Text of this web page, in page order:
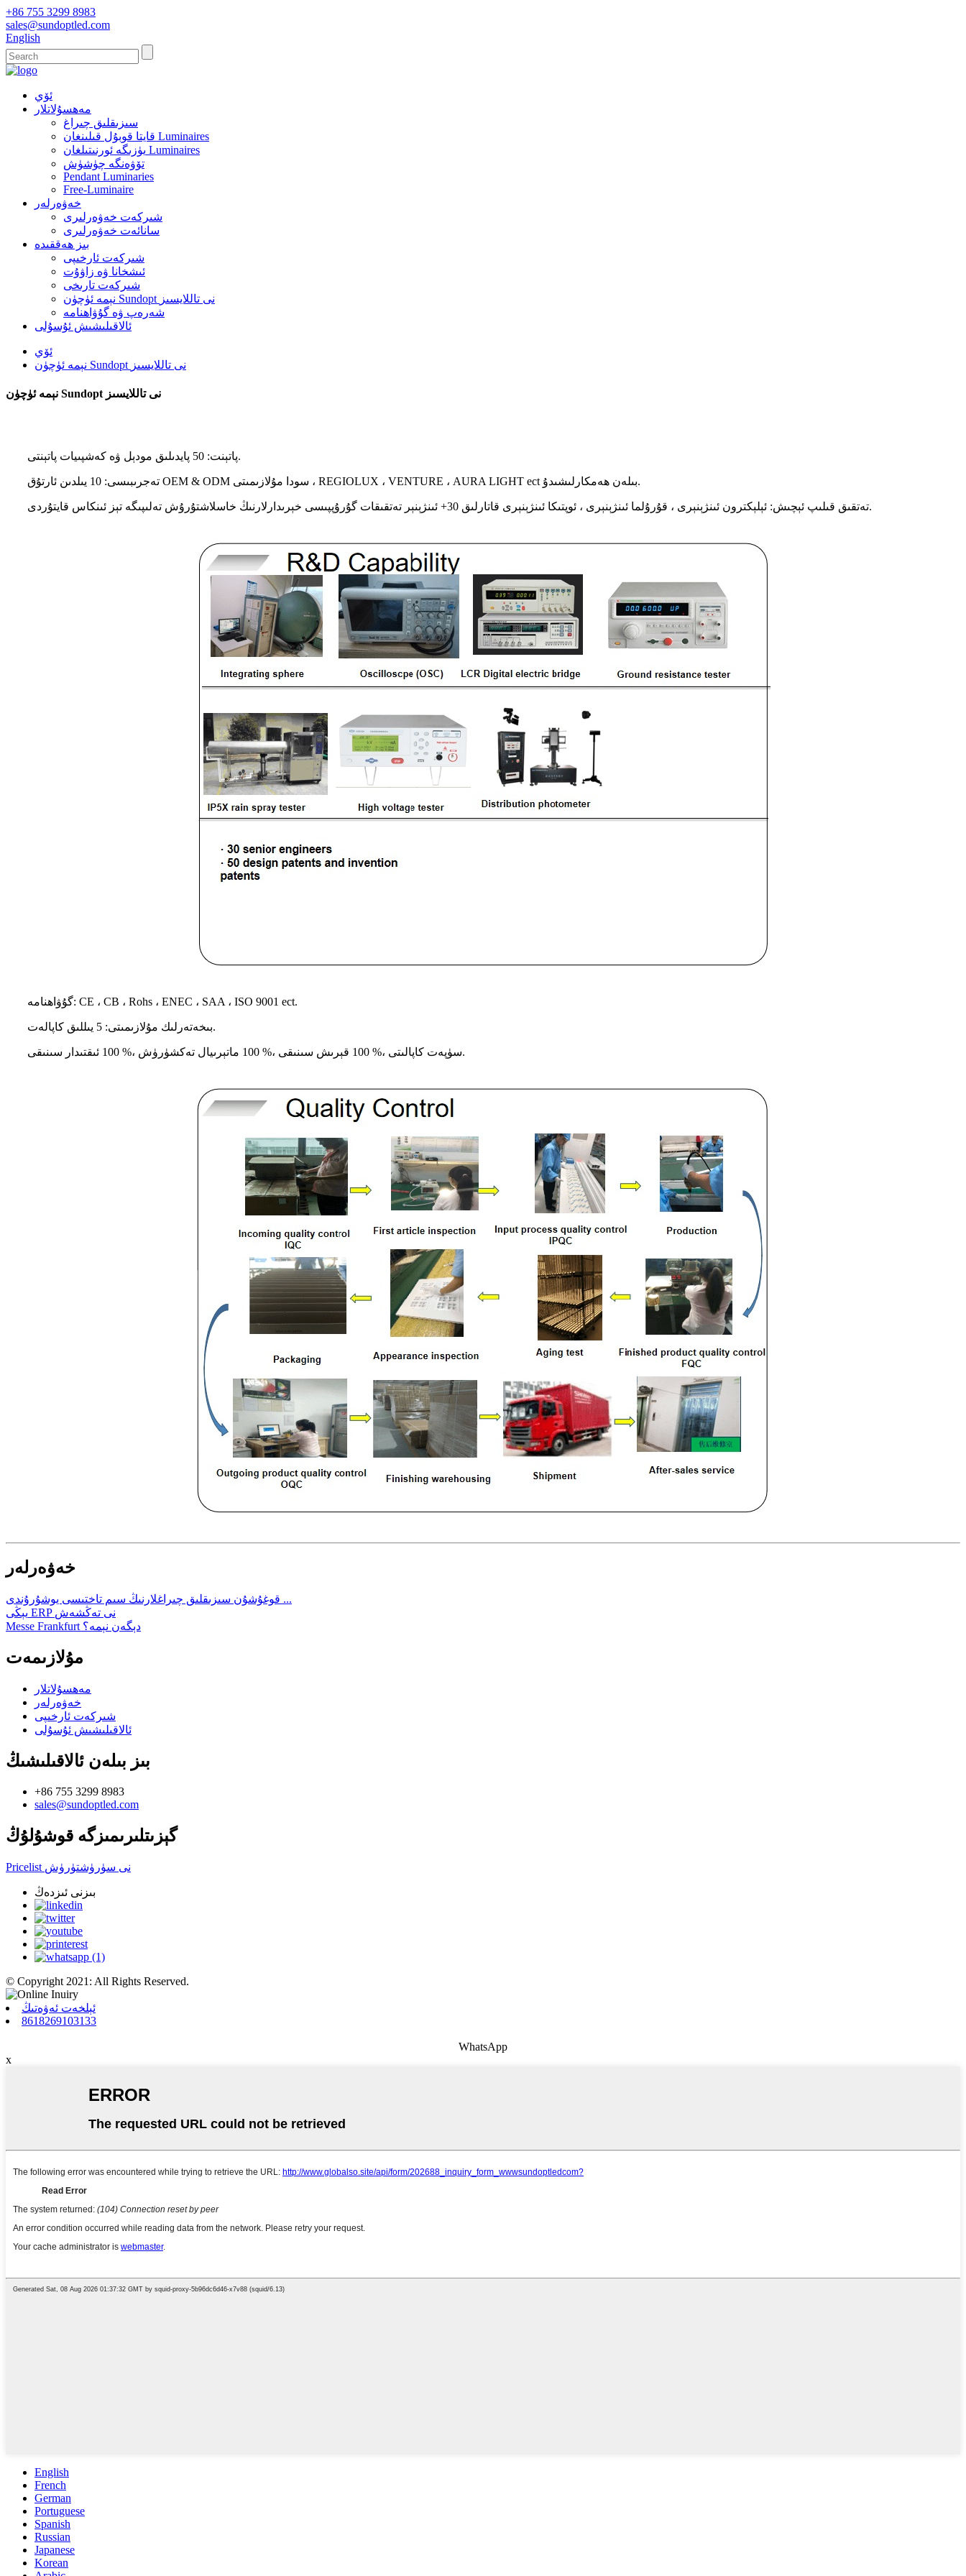
+86 755 3299 8983
sales@sundoptled.com
English
ئۆي
مەھسۇلاتلار
سىزىقلىق چىراغ
قايتا قوبۇل قىلىنغان Luminaires
يۈزىگە ئورنىتىلغان Luminaires
تۆۋەنگە چۈشۈش
Pendant Luminaries
Free-Luminaire
خەۋەرلەر
شىركەت خەۋەرلىرى
سانائەت خەۋەرلىرى
بىز ھەققىدە
شىركەت ئارخىپى
ئىشخانا ۋە زاۋۇت
شىركەت تارىخى
نېمە ئۈچۈن Sundopt نى تاللايسىز
شەرەپ ۋە گۇۋاھنامە
ئالاقىلىشىش ئۇسۇلى
ئۆي
نېمە ئۈچۈن Sundopt نى تاللايسىز
نېمە ئۈچۈن Sundopt نى تاللايسىز
پاتېنت: 50 پايدىلىق مودېل ۋە كەشپىيات پاتېنتى.
تەجرىبىسى: 10 يىلدىن ئارتۇق OEM & ODM سودا مۇلازىمىتى ، REGIOLUX ، VENTURE ، AURA LIGHT ect بىلەن ھەمكارلىشىدۇ.
تەتقىق قىلىپ ئېچىش: ئېلېكترون ئىنژېنېرى ، قۇرۇلما ئىنژېنېرى ، ئوپتىكا ئىنژېنېرى قاتارلىق 30+ ئىنژېنېر تەتقىقات گۇرۇپپىسى خېرىدارلارنىڭ خاسلاشتۇرۇش تەلىپىگە تېز ئىنكاس قايتۇردى.
گۇۋاھنامە: CE ، CB ، Rohs ، ENEC ، SAA ، ISO 9001 ect.
بىخەتەرلىك مۇلازىمىتى: 5 يىللىق كاپالەت.
سۈپەت كاپالىتى ،% 100 قېرىش سىنىقى ،% 100 ماتېرىيال تەكشۈرۈش ،% 100 ئىقتىدار سىنىقى.
خەۋەرلەر
قوغۇشۇن سىزىقلىق چىراغلارنىڭ سىم تاختىسى يوشۇرۇندى ...
يېڭى ERP نى تەڭشەش
Messe Frankfurt دېگەن نېمە؟
مۇلازىمەت
مەھسۇلاتلار
خەۋەرلەر
شىركەت ئارخىپى
ئالاقىلىشىش ئۇسۇلى
بىز بىلەن ئالاقىلىشىڭ
+86 755 3299 8983
sales@sundoptled.com
گېزىتلىرىمىزگە قوشۇلۇڭ
Pricelist نى سۈرۈشتۈرۈش
بىزنى ئىزدەڭ
© Copyright 2021: All Rights Reserved.
ئېلخەت ئەۋەتىڭ
8618269103133
WhatsApp
x
English
French
German
Portuguese
Spanish
Russian
Japanese
Korean